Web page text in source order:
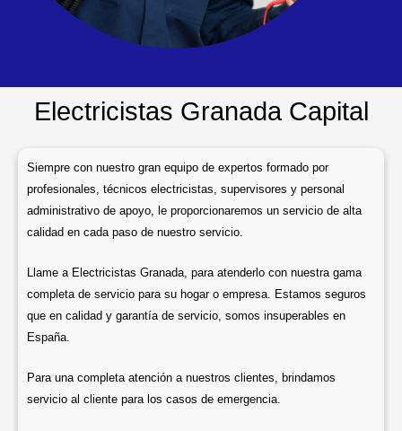
Electricistas Granada Capital
Siempre con nuestro gran equipo de expertos formado por
profesionales, técnicos electricistas, supervisores y personal
administrativo de apoyo, le proporcionaremos un servicio de alta
calidad en cada paso de nuestro servicio.
Llame a Electricistas Granada, para atenderlo con nuestra gama
completa de servicio para su hogar o empresa. Estamos seguros
que en calidad y garantía de servicio, somos insuperables en
España.
Para una completa atención a nuestros clientes, brindamos
servicio al cliente para los casos de emergencia.